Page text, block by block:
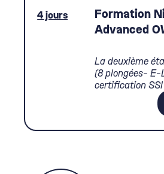
4 jours
Formation
Advanced
La deuxième
(8 plongées- E-
certification